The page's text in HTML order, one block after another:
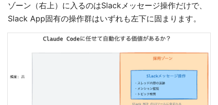
ゾーン（右上）に入るのはSlackメッセージ操作だけで、
Slack App固有の操作群はいずれも左下に固まります。